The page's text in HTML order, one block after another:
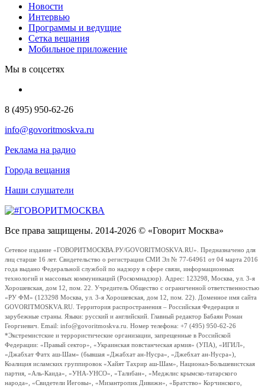
Новости
Интервью
Программы и ведущие
Сетка вещания
Мобильное приложение
Мы в соцсетях
8 (495) 950-62-26
info@govoritmoskva.ru
Реклама на радио
Города вещания
Наши слушатели
Все права защищены. 2014-2026 © «Говорит Москва»
Сетевое издание «ГОВОРИТМОСКВА.РУ/GOVORITMOSKVA.RU». Предназначено для
лиц старше 16 лет. Свидетельство о регистрации СМИ Эл № 77-64961 от 04 марта 2016
года выдано Федеральной службой по надзору в сфере связи, информационных
технологий и массовых коммуникаций (Роскомнадзор). Адрес: 123298, Москва, ул. 3-я
Хорошевская, дом 12, пом. 22. Учредитель Общество с ограниченной ответственностью
«РУ ФМ» (123298 Москва, ул. 3-я Хорошевская, дом 12, пом. 22). Доменное имя сайта
GOVORITMOSKVA.RU. Территория распространения – Российская Федерация и
зарубежные страны. Языки: русский и английский. Главный редактор Бабаян Роман
Георгиевич. Email: info@govoritmoskva.ru. Номер телефона: +7 (495) 950-62-26
*Экстремистские и террористические организации, запрещенные в Российской
Федерации: «Правый сектор», «Украинская повстанческая армия» (УПА), «ИГИЛ»,
«Джабхат Фатх аш-Шам» (бывшая «Джабхат ан-Нусра», «Джебхат ан-Нусра»),
Коалиция исламских группировок «Хайят Тахрир аш-Шам», Национал-Большевистская
партия, «Аль-Каида», «УНА-УНСО», «Талибан», «Меджлис крымско-татарского
народа», «Свидетели Иеговы», «Мизантропик Дивижн», «Братство» Корчинского,